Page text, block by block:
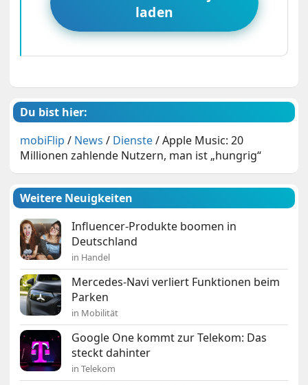
laden
Du bist hier:
mobiFlip / News / Dienste/Apple Music: 20
Millionen zahlende Nutzern, man ist „hungrig“
Weitere Neuigkeiten
Influencer-Produkte boomen in
Deutschland
in Handel
Mercedes-Navi verliert Funktionen beim
Parken
in Mobilität
Google One kommt zur Telekom: Das
steckt dahinter
in Telekom